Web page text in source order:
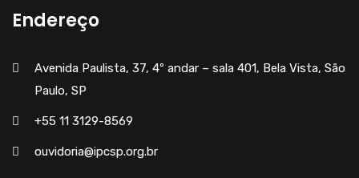
Endereço
Avenida Paulista, 37, 4º andar – sala 401, Bela Vista, São
Paulo, SP
+55 11 3129-8569
ouvidoria@ipcsp.org.br